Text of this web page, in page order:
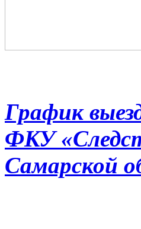
График
ФКУ
Самарской